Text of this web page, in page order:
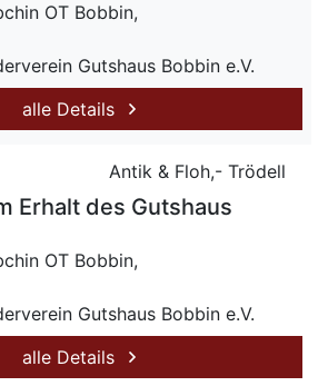
OT Bobbin,
Gutshaus Bobbin e.V.
alle Details
Antik & Floh,- Trödell
Erhalt des Gutshaus
OT Bobbin,
Gutshaus Bobbin e.V.
alle Details